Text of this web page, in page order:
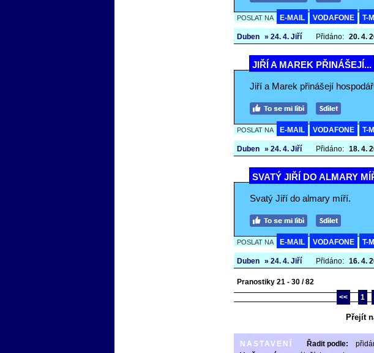
POSLAT NA E-MAIL VODAFONE T-
Duben » 24. 4. Jiří Přidáno: 20. 4.
JIŘÍ A MAREK PŘINÁŠEJÍ...
Jiří a Marek přinášejí
POSLAT NA E-MAIL VODAFONE T-
Duben » 24. 4. Jiří Přidáno: 18. 4.
SVATÝ JIŘÍ DO ALMARY
Svatý Jiří do almary míří.
POSLAT NA E-MAIL VODAFONE T-
Duben » 24. 4. Jiří Přidáno: 16. 4.
Pranostiky 21 - 30 / 82
<<
1
Přejít
NASTAVENÍ Řadit podle: